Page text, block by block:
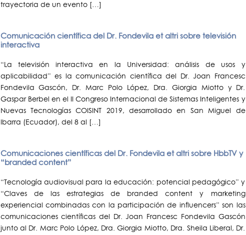
trayectoria de un evento […]
Comunicación científica del Dr. Fondevila et altri sobre televisión
interactiva
“La televisión interactiva en la Universidad: análisis de usos y
aplicabilidad” es la comunicación científica del Dr. Joan Francesc
Fondevila Gascón, Dr. Marc Polo López, Dra. Giorgia Miotto y Dr.
Gaspar Berbel en el II Congreso Internacional de Sistemas Inteligentes y
Nuevas Tecnologías COISINT 2019, desarrollado en San Miguel de
Ibarra (Ecuador), del 8 al […]
Comunicaciones científicas del Dr. Fondevila et altri sobre HbbTV y
“branded content”
“Tecnología audiovisual para la educación: potencial pedagógico” y
“Claves de las estrategias de branded content y marketing
experiencial combinadas con la participación de influencers” son las
comunicaciones científicas del Dr. Joan Francesc Fondevila Gascón
junto al Dr. Marc Polo López, Dra. Giorgia Miotto, Dra. Sheila Liberal, Dr.